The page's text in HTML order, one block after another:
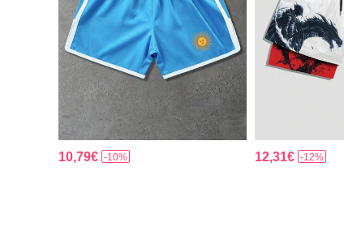
10,79€ -10% 12,31€ -12%